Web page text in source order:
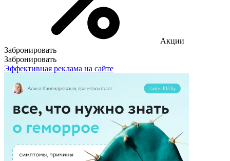
Акции
Забронировать
Забронировать
Эффективная реклама на сайте